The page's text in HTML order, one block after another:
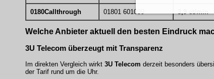
0180Callthrough 01801 601099 3,9 ct/min
Welche Anbieter aktuell den besten Eindruck
3U Telecom überzeugt mit Transparenz
Im direkten Vergleich wirkt 3U Telecom derzeit besonders
der Tarif rund um die Uhr.